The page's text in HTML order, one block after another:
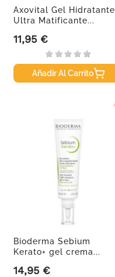
Axovital Gel Hidratante
Ultra Matificante...
Precio
11,95 €
Añadir Al Carrito
Bioderma Sebium
Kerato+ gel crema...
Precio
14,95 €